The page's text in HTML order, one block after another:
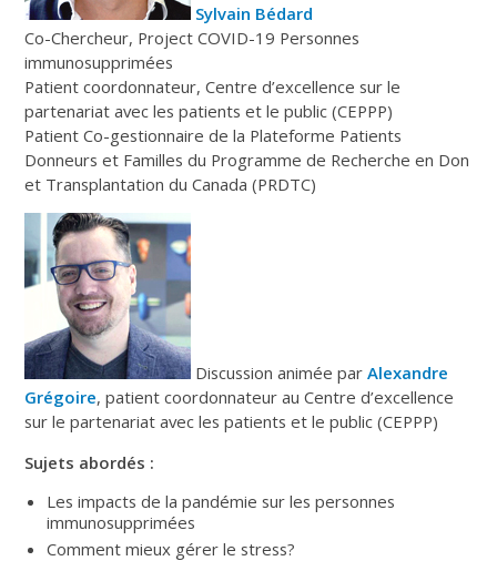
Sylvain Bédard
Co-Chercheur, Project COVID-19 Personnes
immunosupprimées
Patient coordonnateur, Centre d’excellence sur le
partenariat avec les patients et le public (CEPPP)
Patient Co-gestionnaire de la Plateforme Patients
Donneurs et Familles du Programme de Recherche en Don
et Transplantation du Canada (PRDTC)
Discussion animée parAlexandre
Grégoire, patient coordonnateur au Centre d’excellence
sur le partenariat avec les patients et le public (CEPPP)
Sujets abordés :
Les impacts de la pandémie sur les personnes
immunosupprimées
Comment mieux gérer le stress?